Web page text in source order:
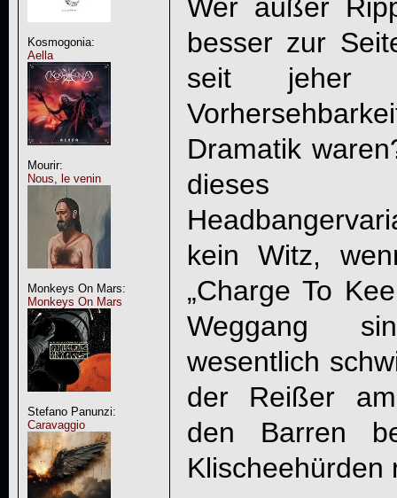
Kosmogonia:
Aella
Mourir:
Nous, le venin
Monkeys On Mars:
Monkeys On Mars
Stefano Panunzi:
Caravaggio
Wer außer
besser zur
seit jeher
Dramatik
dieses
kein Witz,
„Charge To
Weggang
wesentlich
der Reißer
den Barren
Klischeehürden